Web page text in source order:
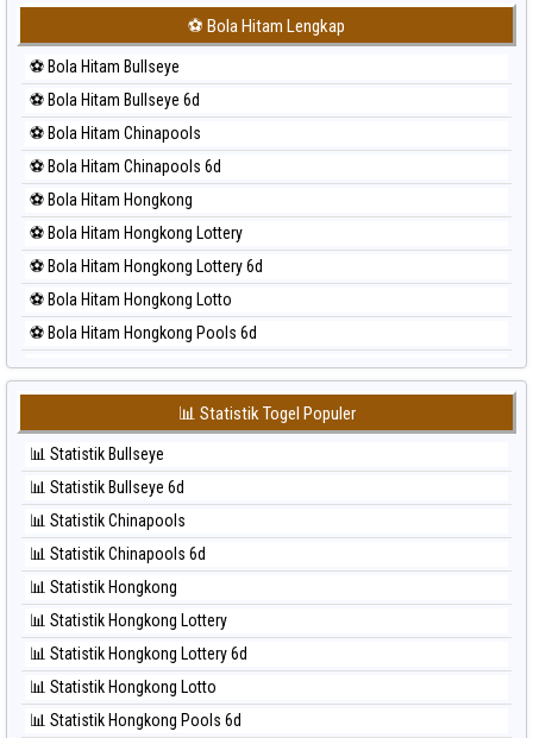
⚽ Bola Merah Japan 6d
⚽ Bola Merah Korea
⚽ Bola Merah Kuda Lari
⚽ Bola Merah Magnum Cambodia
⚽ Bola Merah Nagoya
⚽ Bola Merah North Carolina Day
⚽ Bola Merah Pcso
⚽ Bola Merah Sao Paulo
⚽ Bola Merah Singapore
⚽ Bola Merah Sydney
⚽ Bola Merah Sydney Lottery
⚽ Bola Merah Sydney Lottery 6d
⚽ Bola Merah Sydney Lotto
⚽ Bola Merah Sydney Pools 6d
⚽ Bola Merah Taipei
⚽ Bola Merah Taiwan
⚽ Bola Hitam Lengkap
⚽ Bola Hitam Bullseye
⚽ Bola Hitam Bullseye 6d
⚽ Bola Hitam Chinapools
⚽ Bola Hitam Chinapools 6d
⚽ Bola Hitam Hongkong
⚽ Bola Hitam Hongkong Lottery
⚽ Bola Hitam Hongkong Lottery 6d
⚽ Bola Hitam Hongkong Lotto
⚽ Bola Hitam Hongkong Pools 6d
⚽ Bola Hitam Japan
⚽ Bola Hitam Japan 6d
⚽ Bola Hitam Korea
⚽ Bola Hitam Kuda Lari
⚽ Bola Hitam Magnum Cambodia
⚽ Bola Hitam Nagoya
⚽ Bola Hitam North Carolina Day
⚽ Bola Hitam Pcso
⚽ Bola Hitam Sao Paulo
⚽ Bola Hitam Singapore
⚽ Bola Hitam Sydney
⚽ Bola Hitam Sydney Lottery
📊 Statistik Togel Populer
📊 Statistik Bullseye
📊 Statistik Bullseye 6d
📊 Statistik Chinapools
📊 Statistik Chinapools 6d
📊 Statistik Hongkong
📊 Statistik Hongkong Lottery
📊 Statistik Hongkong Lottery 6d
📊 Statistik Hongkong Lotto
📊 Statistik Hongkong Pools 6d